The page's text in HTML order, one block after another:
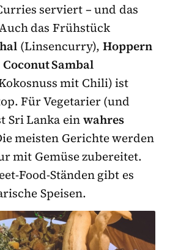
serviert – und das
das Frühstück
(Linsencurry), Hoppern
Coconut Sambal
mit Chili) ist
Für Vegetarier (und
Sri Lanka einwahres
meisten Gerichte werden
mit Gemüse zubereitet.
Food-Ständen gibt es
Speisen.